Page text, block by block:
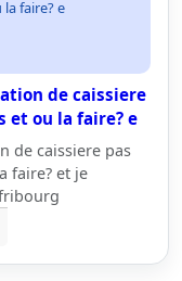
faire? e
de caissiere
et ou la faire? e
de caissiere pas
faire? et je